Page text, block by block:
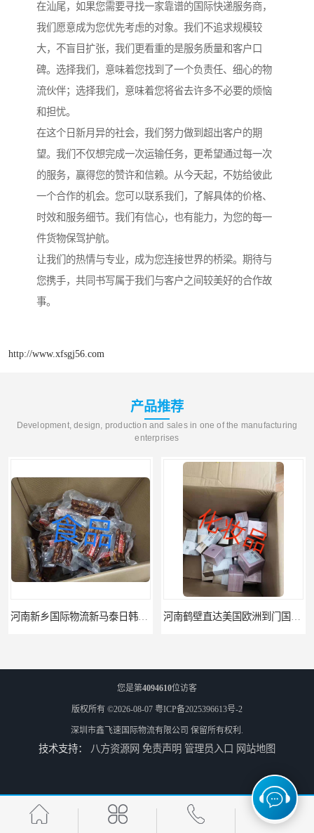
在汕尾，如果您需要寻找一家靠谱的国际快递服务商，
我们愿意成为您优先考虑的对象。我们不追求规模较
大，不盲目扩张，我们更看重的是服务质量和客户口
碑。选择我们，意味着您找到了一个负责任、细心的物
流伙伴；选择我们，意味着您将省去许多不必要的烦恼
和担忧。
在这个日新月异的社会，我们努力做到超出客户的期
望。我们不仅想完成一次运输任务，更希望通过每一次
的服务，赢得您的赞许和信赖。从今天起，不妨给彼此
一个合作的机会。您可以联系我们，了解具体的价格、
时效和服务细节。我们有信心，也有能力，为您的每一
件货物保驾护航。
让我们的热情与专业，成为您连接世界的桥梁。期待与
您携手，共同书写属于我们与客户之间较美好的合作故
事。
http://www.xfsgj56.com
产品推荐
Development, design, production and sales in one of the manufacturing
enterprises
河南新乡国际物流新马泰日韩菲律宾老挝缅甸印尼柬埔寨双清包税 河南鹤壁直达美国欧洲到门国际快递药品口罩洗手液消毒水防护衣
河南鹤壁美森快船美国FBA专线海运国际物流双清包税 河南安阳欧美日加FBA空海运入仓DHL快递代理当日提取
您是第4094610位访客
版权所有 ©2026-08-07 粤ICP备2025396613号-2
深圳市鑫飞速国际物流有限公司 保留所有权利.
技术支持： 八方资源网 免责声明 管理员入口 网站地图